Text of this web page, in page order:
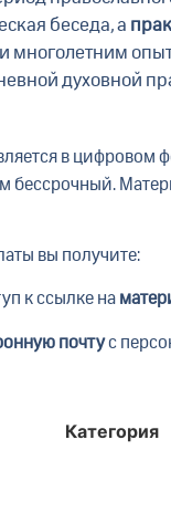
беседа, а
многолетним
духовной
в цифровом
бессрочный.
вы получите:
к ссылке на
почтус
Категория